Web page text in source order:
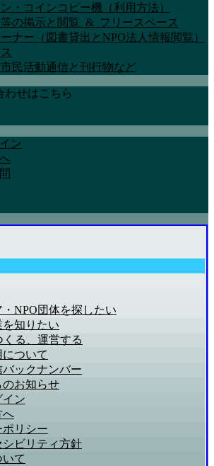
・コインコピー機（利用方法）
の掲示と閲覧_&_フリースペース
ナー（図書貸出とNPO法人情報閲覧）
民活動通信と刊行物など
わせはこちら
ン
NPO団体を探したい
知りたい
くる、運営する
ついて
ックナンバー
のお知らせ
イン
へ
リシー
シビリティ方針
て